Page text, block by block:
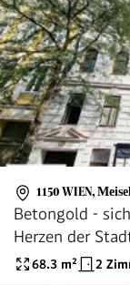
1150 WIEN,
Betongold -
Herzen der
68.3 m² 2